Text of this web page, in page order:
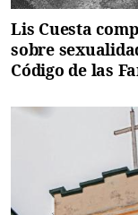
Lis Cuesta
sobre
Código de las